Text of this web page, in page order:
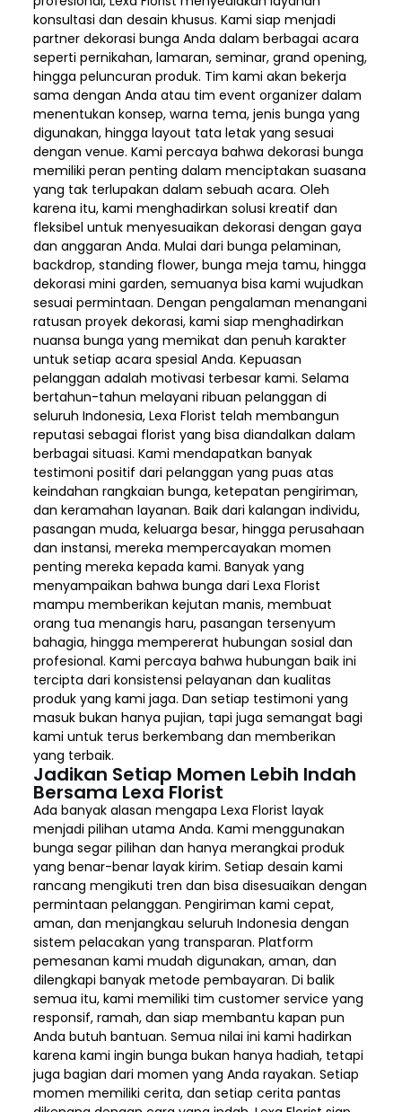
konsultasi dan desain khusus. Kami siap menjadi
partner dekorasi bunga Anda dalam berbagai acara
seperti pernikahan, lamaran, seminar, grand opening,
hingga peluncuran produk. Tim kami akan bekerja
sama dengan Anda atau tim event organizer dalam
menentukan konsep, warna tema, jenis bunga yang
digunakan, hingga layout tata letak yang sesuai
dengan venue. Kami percaya bahwa dekorasi bunga
memiliki peran penting dalam menciptakan suasana
yang tak terlupakan dalam sebuah acara. Oleh
karena itu, kami menghadirkan solusi kreatif dan
fleksibel untuk menyesuaikan dekorasi dengan gaya
dan anggaran Anda. Mulai dari bunga pelaminan,
backdrop, standing flower, bunga meja tamu, hingga
dekorasi mini garden, semuanya bisa kami wujudkan
sesuai permintaan. Dengan pengalaman menangani
ratusan proyek dekorasi, kami siap menghadirkan
nuansa bunga yang memikat dan penuh karakter
untuk setiap acara spesial Anda. Kepuasan
pelanggan adalah motivasi terbesar kami. Selama
bertahun-tahun melayani ribuan pelanggan di
seluruh Indonesia, Lexa Florist telah membangun
reputasi sebagai florist yang bisa diandalkan dalam
berbagai situasi. Kami mendapatkan banyak
testimoni positif dari pelanggan yang puas atas
keindahan rangkaian bunga, ketepatan pengiriman,
dan keramahan layanan. Baik dari kalangan individu,
pasangan muda, keluarga besar, hingga perusahaan
dan instansi, mereka mempercayakan momen
penting mereka kepada kami. Banyak yang
menyampaikan bahwa bunga dari Lexa Florist
mampu memberikan kejutan manis, membuat
orang tua menangis haru, pasangan tersenyum
bahagia, hingga mempererat hubungan sosial dan
profesional. Kami percaya bahwa hubungan baik ini
tercipta dari konsistensi pelayanan dan kualitas
produk yang kami jaga. Dan setiap testimoni yang
masuk bukan hanya pujian, tapi juga semangat bagi
kami untuk terus berkembang dan memberikan
yang terbaik.
Jadikan Setiap Momen Lebih Indah
Bersama Lexa Florist
Ada banyak alasan mengapa Lexa Florist layak
menjadi pilihan utama Anda. Kami menggunakan
bunga segar pilihan dan hanya merangkai produk
yang benar-benar layak kirim. Setiap desain kami
rancang mengikuti tren dan bisa disesuaikan dengan
permintaan pelanggan. Pengiriman kami cepat,
aman, dan menjangkau seluruh Indonesia dengan
sistem pelacakan yang transparan. Platform
pemesanan kami mudah digunakan, aman, dan
dilengkapi banyak metode pembayaran. Di balik
semua itu, kami memiliki tim customer service yang
responsif, ramah, dan siap membantu kapan pun
Anda butuh bantuan. Semua nilai ini kami hadirkan
karena kami ingin bunga bukan hanya hadiah, tetapi
juga bagian dari momen yang Anda rayakan. Setiap
momen memiliki cerita, dan setiap cerita pantas